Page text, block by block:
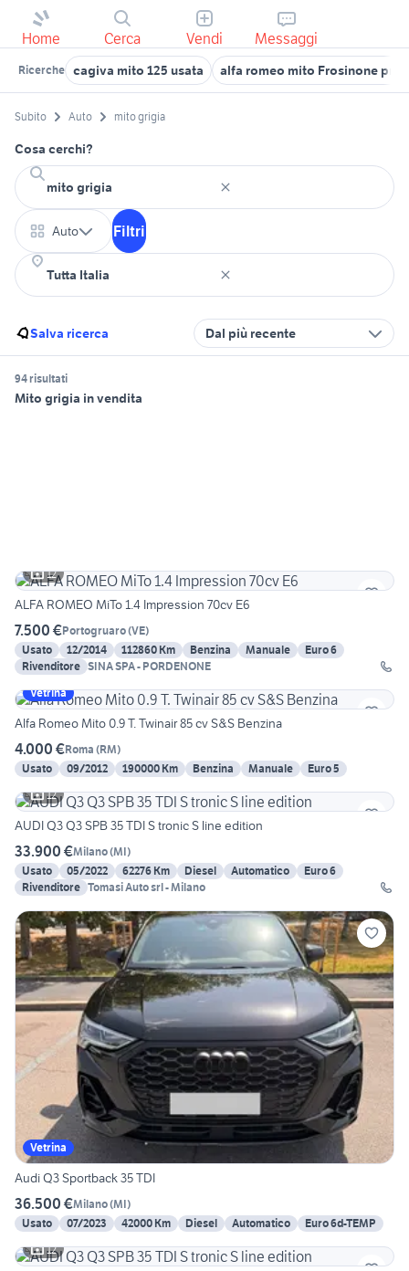
Home Cerca Vendi Messaggi
Ricerche cagiva mito 125 usata alfa romeo mito Frosinone
Subito Auto mito grigia
Cosa cerchi?
Auto Filtri
Salva ricerca Dal più recente
94 risultati
Mito grigia in vendita
12
ALFA ROMEO MiTo 1.4 Impression 70cv E6
7.500 €Portogruaro(VE)
Usato
12/2014 112860 Km Benzina Manuale
Euro 6
Rivenditore SINA SPA - PORDENONE
Vetrina
Alfa Romeo Mito 0.9 T. Twinair 85 cv S&S Benzina
4.000 €Roma (RM)
Usato
09/2012 190000 Km Benzina Manuale
Euro 5
12
AUDI Q3 Q3 SPB 35 TDI S tronic S line edition
33.900 €Milano(MI)
Usato
05/2022 62276 Km Diesel Automatico
Euro 6
Rivenditore Tomasi Auto srl - Milano
Vetrina
Audi Q3 Sportback 35 TDI
36.500 €Milano(MI)
Usato
07/2023 42000 Km Diesel Automatico
Euro 6d-TEMP
12